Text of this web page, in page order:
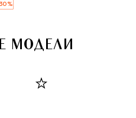
30 %
МОДЕЛИ